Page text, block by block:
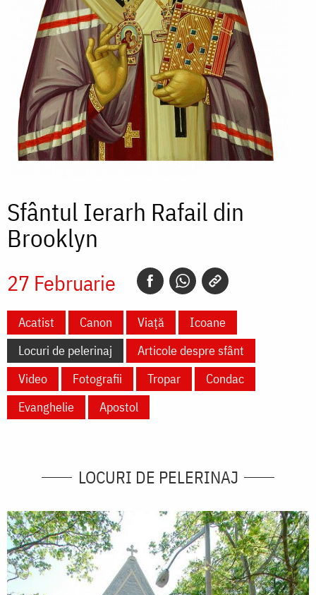
Sfântul Ierarh Rafail din
Brooklyn
27 Februarie
Acatist Canon Viață
Icoane
Locuri de pelerinaj
Articole despre sfânt
Video
Fotografii Tropar
Condac
Evanghelie
Apostol
LOCURI DE PELERINAJ